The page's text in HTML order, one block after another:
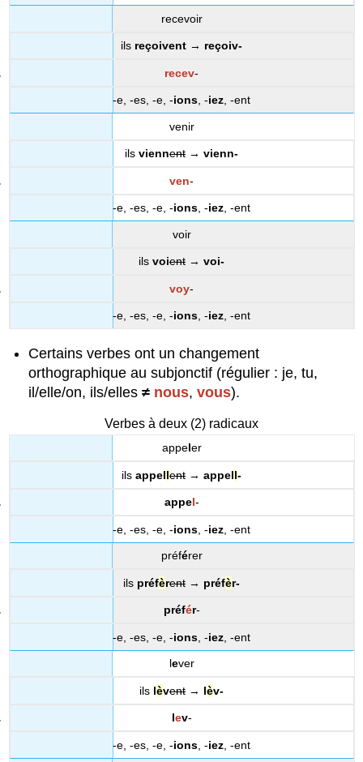
recevoir
ils reçoivent → reçoiv-
recev-
-e, -es, -e, -ions, -iez, -ent
venir
ils viennent → vienn-
ven-
-e, -es, -e, -ions, -iez, -ent
voir
ils voient → voi-
voy-
-e, -es, -e, -ions, -iez, -ent
Certains verbes ont un changement
orthographique au subjonctif (régulier : je, tu,
il/elle/on, ils/elles≠ nous,vous).
Verbes à deux (2) radicaux
appeler
ils appellent → appell-
appel-
-e, -es, -e, -ions , -iez , -ent
préférer
ils préfèrent → préfèr-
préfér-
-e, -es, -e, -ions , -iez , -ent
lever
ils lèvent → lèv-
lev-
-e, -es, -e, -ions , -iez , -ent